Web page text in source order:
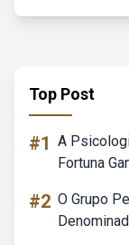
Top Post
#1 A
Fortuna
#2 O Grupo